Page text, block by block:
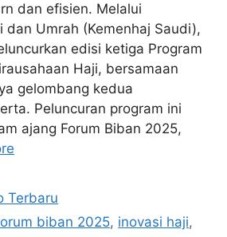
dan efisien. Melalui
dan Umrah (Kemenhaj Saudi),
edisi ketiga Program
Haji, bersamaan
gelombang kedua
Peluncuran program ini
ajang Forum Biban 2025,
Terbaru
biban 2025, inovasi haji,